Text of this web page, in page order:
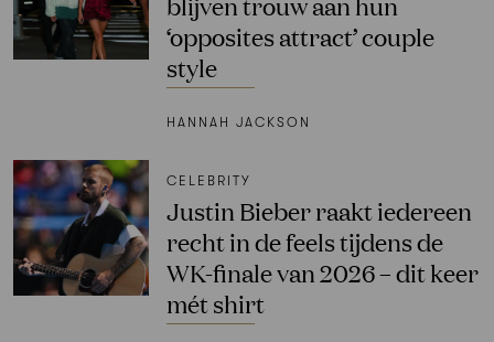
‘opposites attract’ couple
style
HANNAH JACKSON
CELEBRITY
Justin Bieber raakt iedereen
recht in de feels tijdens de
WK-finale van 2026 – dit keer
mét shirt